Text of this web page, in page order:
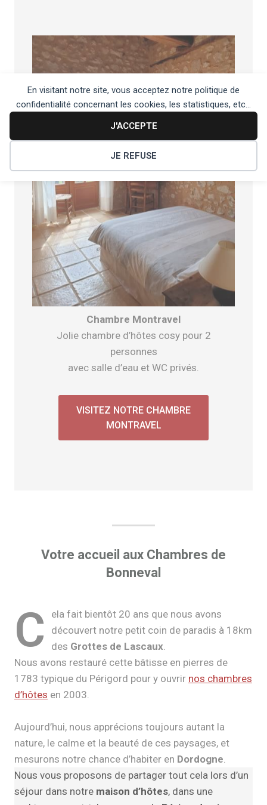
En visitant notre site, vous acceptez notre politique de
confidentialité concernant les cookies, les statistiques, etc...
J'ACCEPTE
JE REFUSE
Chambre Montravel
Jolie chambre d’hôtes cosy pour 2
personnes
avec salle d’eau et WC privés.
VISITEZ NOTRE CHAMBRE
MONTRAVEL
Votre accueil aux Chambres de
Bonneval
C
ela fait bientôt 20 ans que nous avons
découvert notre petit coin de paradis à 18km
des Grottes de Lascaux.
Nous avons restauré cette bâtisse en pierres de
1783 typique du Périgord pour y ouvrir nos chambres
d’hôtes en 2003.
Aujourd’hui, nous apprécions toujours autant la
nature, le calme et la beauté de ces paysages, et
mesurons notre chance d’habiter en Dordogne.
Nous vous proposons de partager tout cela lors d’un
séjour dans notre maison d’hôtes, dans une